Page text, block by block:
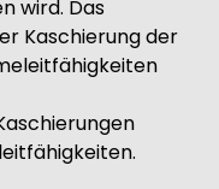
wird. Das
Kaschierung der